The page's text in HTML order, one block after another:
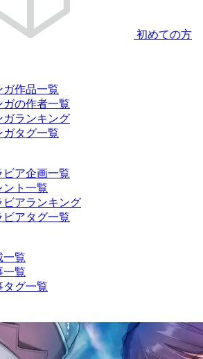
初めての方
ガ作品一覧
ガの作者一覧
ガランキング
ガタグ一覧
ビア企画一覧
ント一覧
ビアランキング
ビアタグ一覧
一覧
一覧
タグ一覧